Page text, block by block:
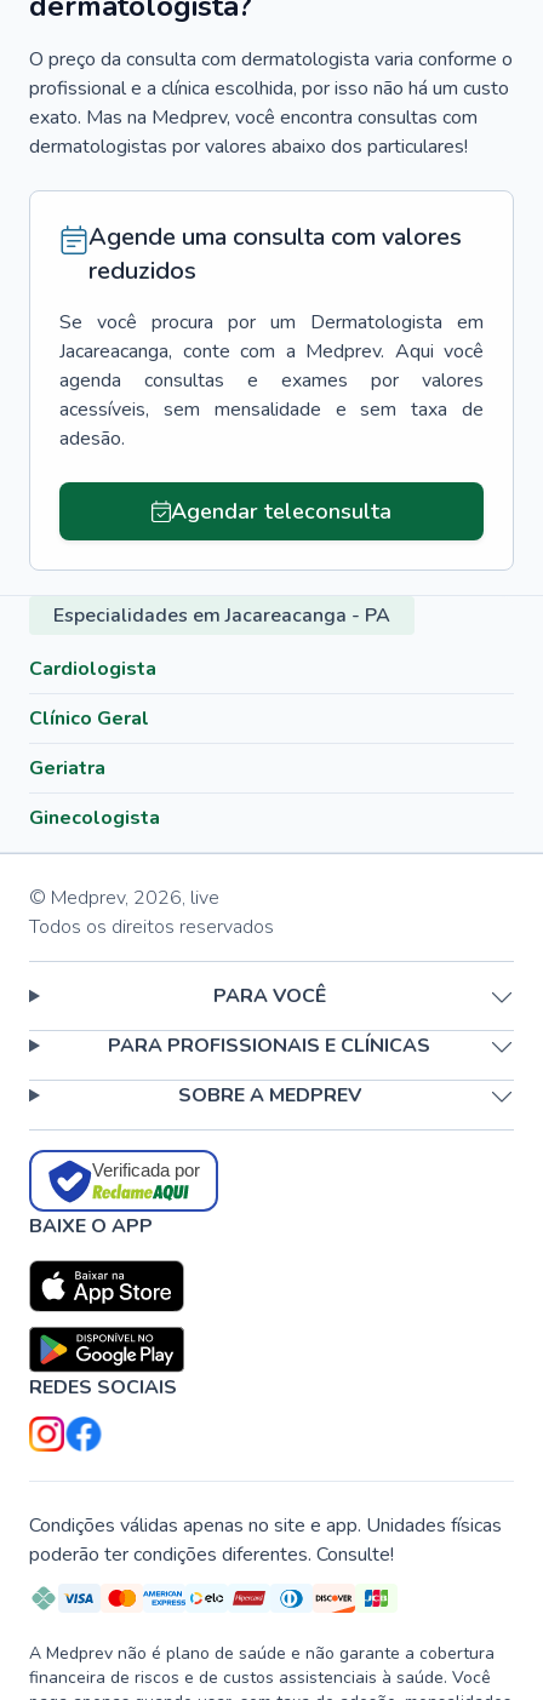
O preço da consulta com dermatologista varia conforme o
profissional e a clínica escolhida, por isso não há um custo
exato. Mas na Medprev, você encontra consultas com
dermatologistas por valores abaixo dos particulares!
Agende uma consulta com valores
reduzidos
Se você procura por um Dermatologista em
Jacareacanga, conte com a Medprev. Aqui você
agenda consultas e exames por valores
acessíveis, sem mensalidade e sem taxa de
adesão.
Agendar teleconsulta
Especialidades em Jacareacanga - PA
Cardiologista
Clínico Geral
Geriatra
Ginecologista
© Medprev, 2026, live
Todos os direitos reservados
PARA VOCÊ
PARA PROFISSIONAIS E CLÍNICAS
SOBRE A MEDPREV
Verificada por
BAIXE O APP
REDES SOCIAIS
Condições válidas apenas no site e app. Unidades físicas
poderão ter condições diferentes. Consulte!
A Medprev não é plano de saúde e não garante a cobertura
financeira de riscos e de custos assistenciais à saúde. Você